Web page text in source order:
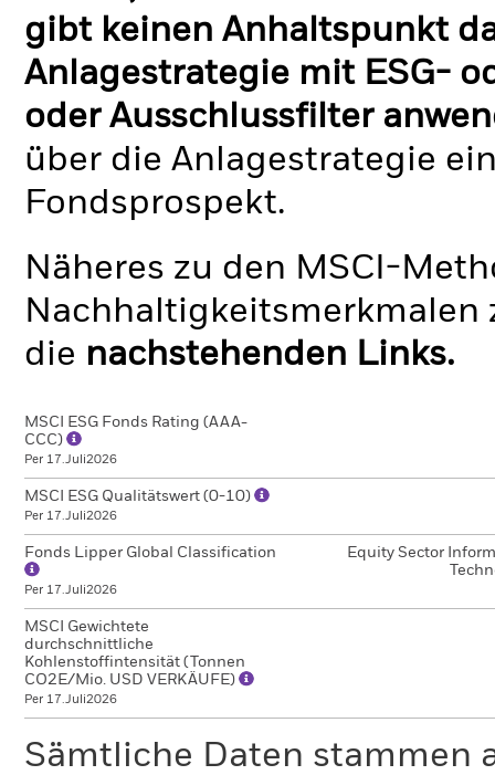
gibt keinen Anhaltspunkt
Anlagestrategie mit ESG-
oder Ausschlussfilter
über die Anlagestrategie
Fondsprospekt.
Näheres zu den MSCI-
Nachhaltigkeitsmerkmalen
die nachstehenden Links.
MSCI ESG Fonds Rating (AAA-
CCC)
Per 17.Juli2026
MSCI ESG Qualitätswert (0-10)
Per 17.Juli2026
Fonds Lipper Global Classification
Per 17.Juli2026
Equity Sector
MSCI Gewichtete
durchschnittliche
Kohlenstoffintensität (Tonnen
CO2E/Mio. USD VERKÄUFE)
Per 17.Juli2026
Sämtliche Daten stammen